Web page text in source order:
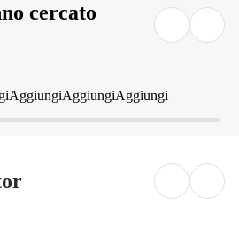
cercato
AggiungiAggiungiAggiungi